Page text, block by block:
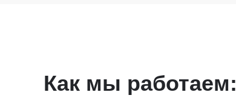
Как мы работаем: